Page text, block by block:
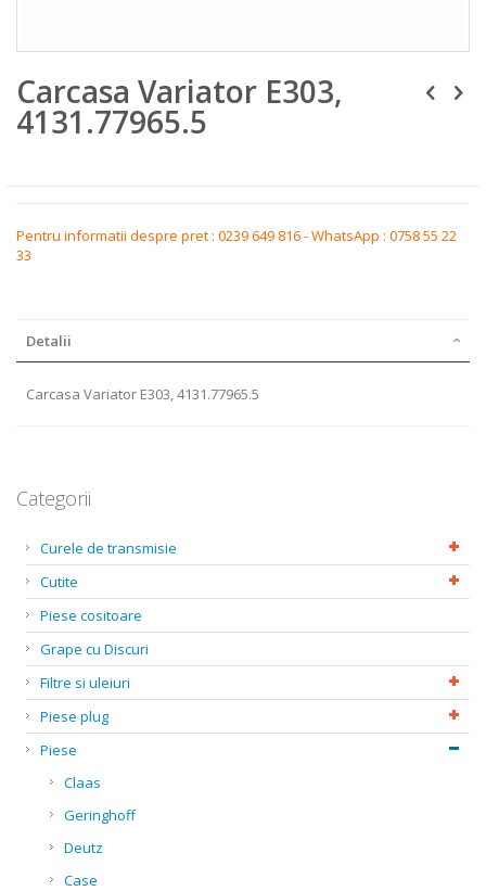
to
the
beginning
Carcasa Variator E303,
4131.77965.5
Pentru informatii despre pret : 0239 649 816 - WhatsApp : 0758 55 22
33
Detalii
Carcasa Variator E303, 4131.77965.5
Categorii
Curele de transmisie
Cutite
Piese cositoare
Grape cu Discuri
Filtre si uleiuri
Piese plug
Piese
Claas
Geringhoff
Deutz
Case